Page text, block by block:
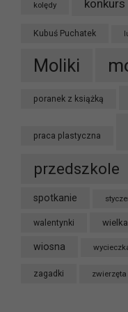
kolędy konkurs
Kubuś Puchatek
Moliki
poranek z książką
praca plastyczna
przedszkole
spotkanie
walentynki
wiosna
zagadki zwierzęta